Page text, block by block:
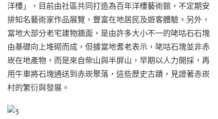
洋樓」，目前由社區共同打造為百年洋樓藝術館，不定期安
排知名藝術家作品展覽，豐富在地居民及遊客體驗。另外，
當地大部分老宅建物牆面，是由許多大小不一的咾咕石石塊
由基礎向上堆砌而成，但據當地耆老表示，咾咕石塊並非赤
崁在地產物，而是來自柴山與半屏山，早期以人力開採，再
用牛車將石塊通送到赤崁聚落，這些歷史古蹟，見證著赤崁
村的繁衍與發展。